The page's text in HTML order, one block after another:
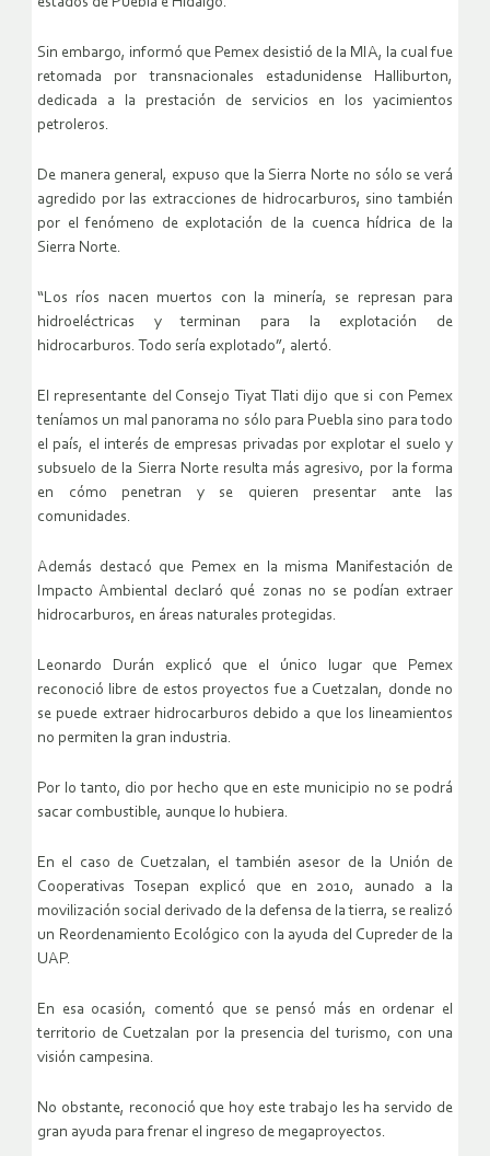
Sin embargo, informó que Pemex desistió de la MIA, la cual fue
retomada por transnacionales estadunidense Halliburton,
dedicada a la prestación de servicios en los yacimientos
petroleros.
De manera general, expuso que la Sierra Norte no sólo se verá
agredido por las extracciones de hidrocarburos, sino también
por el fenómeno de explotación de la cuenca hídrica de la
Sierra Norte.
“Los ríos nacen muertos con la minería, se represan para
hidroeléctricas y terminan para la explotación de
hidrocarburos. Todo sería explotado”, alertó.
El representante del Consejo Tiyat Tlati dijo que si con Pemex
teníamos un mal panorama no sólo para Puebla sino para todo
el país, el interés de empresas privadas por explotar el suelo y
subsuelo de la Sierra Norte resulta más agresivo, por la forma
en cómo penetran y se quieren presentar ante las
comunidades.
Además destacó que Pemex en la misma Manifestación de
Impacto Ambiental declaró qué zonas no se podían extraer
hidrocarburos, en áreas naturales protegidas.
Leonardo Durán explicó que el único lugar que Pemex
reconoció libre de estos proyectos fue a Cuetzalan, donde no
se puede extraer hidrocarburos debido a que los lineamientos
no permiten la gran industria.
Por lo tanto, dio por hecho que en este municipio no se podrá
sacar combustible, aunque lo hubiera.
En el caso de Cuetzalan, el también asesor de la Unión de
Cooperativas Tosepan explicó que en 2010, aunado a la
movilización social derivado de la defensa de la tierra, se realizó
un Reordenamiento Ecológico con la ayuda del Cupreder de la
UAP.
En esa ocasión, comentó que se pensó más en ordenar el
territorio de Cuetzalan por la presencia del turismo, con una
visión campesina.
No obstante, reconoció que hoy este trabajo les ha servido de
gran ayuda para frenar el ingreso de megaproyectos.